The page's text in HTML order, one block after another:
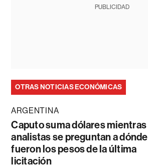
PUBLICIDAD
OTRAS NOTICIAS ECONÓMICAS
ARGENTINA
Caputo suma dólares mientras
analistas se preguntan a dónde
fueron los pesos de la última
licitación